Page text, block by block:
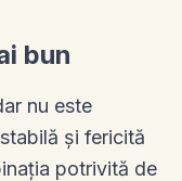
bun
nu este
și fericită
potrivită de